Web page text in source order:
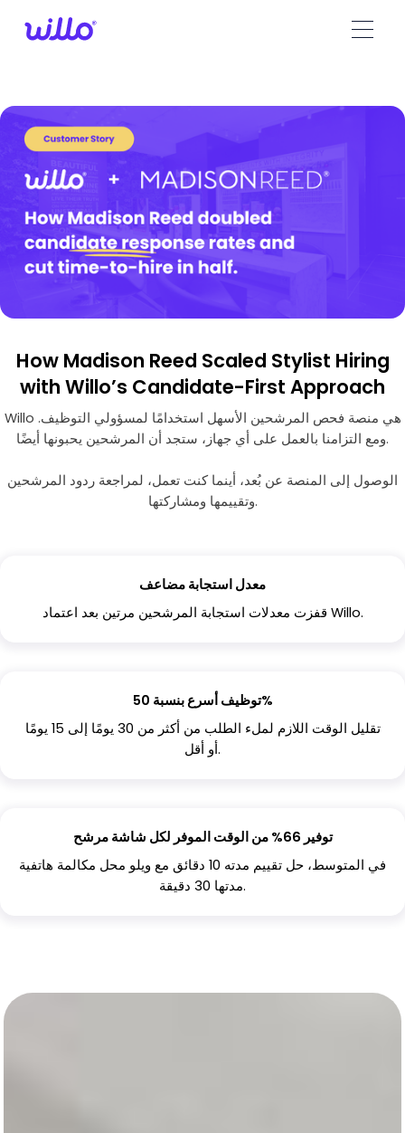
note:
an
accessibility
system.
How Madison Reed Scaled Stylist Hiring
with Willo’s Candidate-First Approach
Willo هي منصة فحص المرشحين الأسهل استخدامًا لمسؤولي التوظيف.
ومع التزامنا بالعمل على أي جهاز، ستجد أن المرشحين يحبونها أيضًا.
الوصول إلى المنصة عن بُعد، أينما كنت تعمل، لمراجعة ردود المرشحين
وتقييمها ومشاركتها.
معدل استجابة مضاعف
قفزت معدلات استجابة المرشحين مرتين بعد اعتماد Willo.
توظيف أسرع بنسبة 50%
تقليل الوقت اللازم لملء الطلب من أكثر من 30 يومًا إلى 15 يومًا
أو أقل.
توفير 66% من الوقت الموفر لكل شاشة مرشح
في المتوسط، حل تقييم مدته 10 دقائق مع ويلو محل مكالمة هاتفية
مدتها 30 دقيقة.